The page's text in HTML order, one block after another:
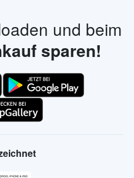
und beim
sparen!